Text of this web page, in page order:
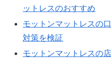
ットレスのおすすめ
モットンマットレスの
対策を検証
モットンマットレスの